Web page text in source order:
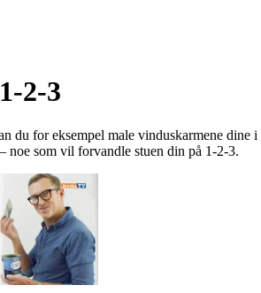
2-3
du for eksempel male vinduskarmene dine i
noe som vil forvandle stuen din på 1-2-3.